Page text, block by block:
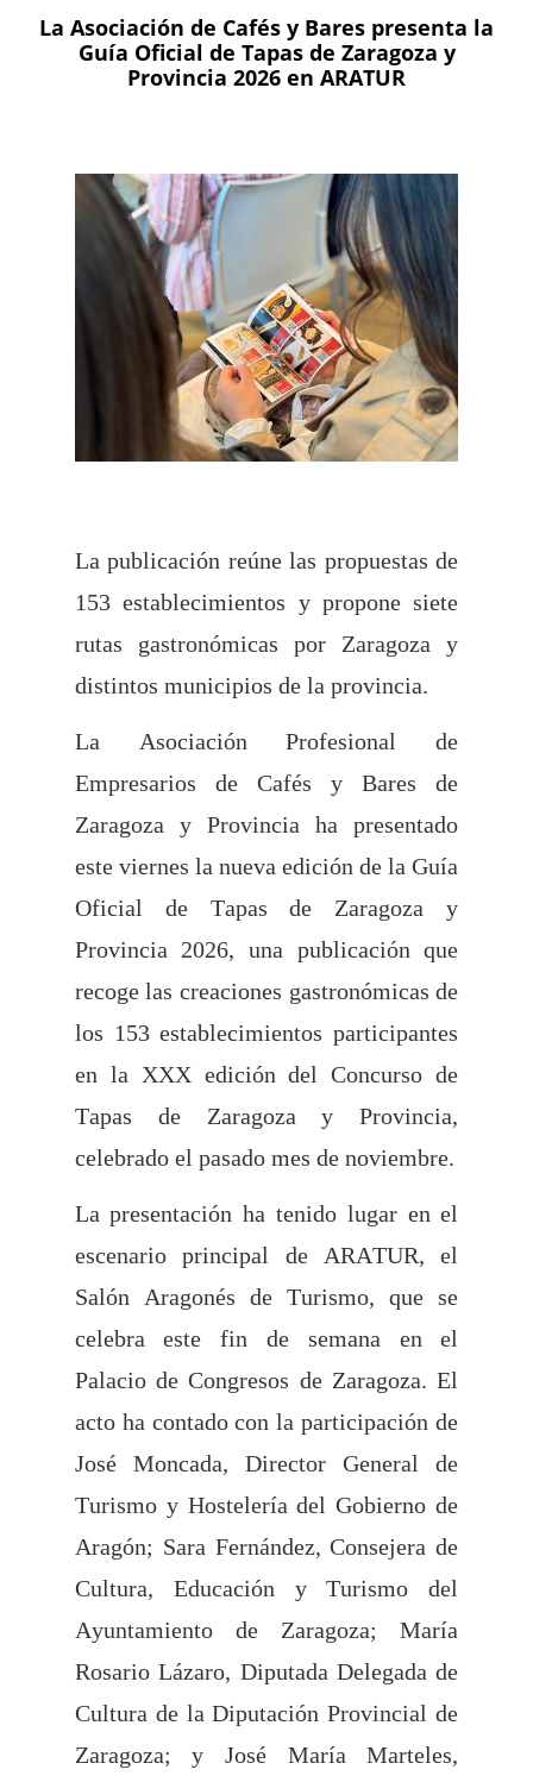
La Asociación de Cafés y Bares presenta la
Guía Oficial de Tapas de Zaragoza y
Provincia 2026 en ARATUR
La publicación reúne las propuestas de
153 establecimientos y propone siete
rutas gastronómicas por Zaragoza y
distintos municipios de la provincia.
La Asociación Profesional de
Empresarios de Cafés y Bares de
Zaragoza y Provincia ha presentado
este viernes la nueva edición de la Guía
Oficial de Tapas de Zaragoza y
Provincia 2026, una publicación que
recoge las creaciones gastronómicas de
los 153 establecimientos participantes
en la XXX edición del Concurso de
Tapas de Zaragoza y Provincia,
celebrado el pasado mes de noviembre.
La presentación ha tenido lugar en el
escenario principal de ARATUR, el
Salón Aragonés de Turismo, que se
celebra este fin de semana en el
Palacio de Congresos de Zaragoza. El
acto ha contado con la participación de
José Moncada, Director General de
Turismo y Hostelería del Gobierno de
Aragón; Sara Fernández, Consejera de
Cultura, Educación y Turismo del
Ayuntamiento de Zaragoza; María
Rosario Lázaro, Diputada Delegada de
Cultura de la Diputación Provincial de
Zaragoza; y José María Marteles,